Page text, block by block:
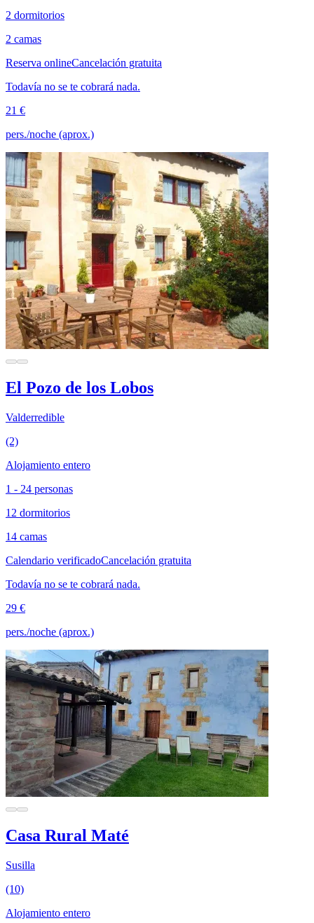
2 dormitorios
2 camas
Reserva onlineCancelación gratuita
Todavía no se te cobrará nada.
21 €
pers./noche (aprox.)
El Pozo de los Lobos
Valderredible
(2)
Alojamiento entero
1 - 24 personas
12 dormitorios
14 camas
Calendario verificadoCancelación gratuita
Todavía no se te cobrará nada.
29 €
pers./noche (aprox.)
Casa Rural Maté
Susilla
(10)
Alojamiento entero